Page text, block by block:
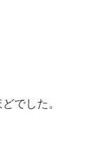
でした。